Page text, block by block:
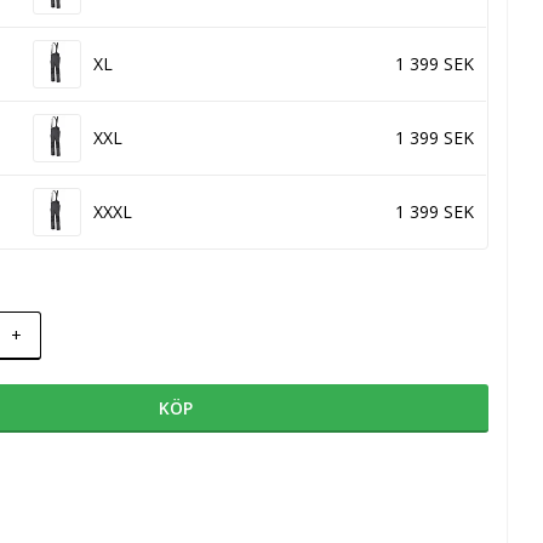
XL 1 399 SEK
XXL 1 399 SEK
XXXL 1 399 SEK
+
KÖP